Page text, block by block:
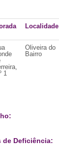
Localidade
1
Oliveira do
Bairro
de Deficiência: